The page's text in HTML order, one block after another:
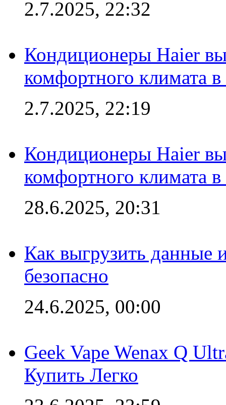
2.7.2025, 22:32
Кондиционеры Haier
комфортного климата
2.7.2025, 22:19
Кондиционеры Haier
комфортного климата
28.6.2025, 20:31
Как выгрузить данные
безопасно
24.6.2025, 00:00
Geek Vape Wenax Q
Купить Легко